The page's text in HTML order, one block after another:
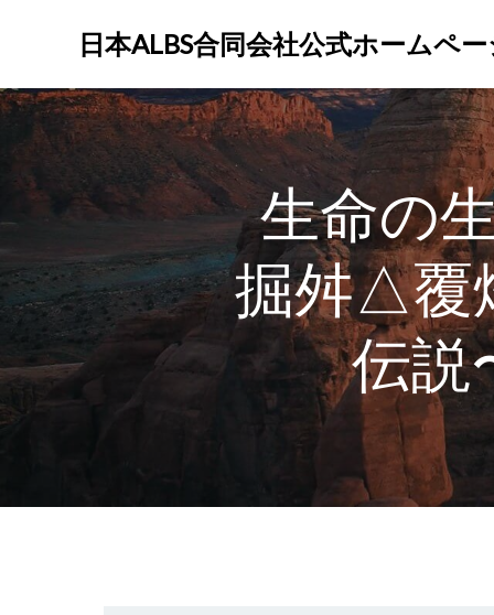
ン
ツ
ッ
日本ALBS合同会社公式ホームペ
生命の
掘舛△覆
伝説